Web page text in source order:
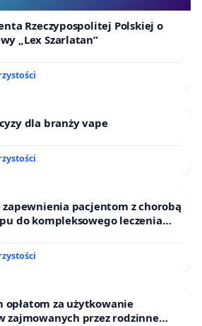
Rzeczypospolitej Polskiej o
„Lex Szarlatan”
dla branży vape
pacjentom z chorobą
do kompleksowego leczenia
opłatom za użytkowanie
zajmowanych przez rodzinne